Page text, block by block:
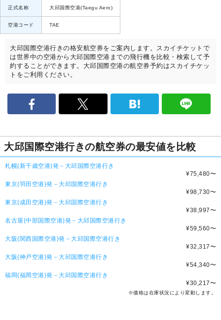
正式名称 大邱国際空港(Taegu Aero)
空港コード TAE
大邱国際空港行きの格安航空券をご案内します。スカイチケットで
は世界中の空港から大邱国際空港までの飛行機を比較・検索して予
約することができます。大邱国際空港の航空券予約はスカイチケッ
トをご利用ください。
大邱国際空港行きの航空券の最安値を比較
札幌(新千歳空港)発－大邱国際空港行き
¥75,480〜
東京(羽田空港)発－大邱国際空港行き
¥98,730〜
東京(成田空港)発－大邱国際空港行き
¥38,997〜
名古屋(中部国際空港)発－大邱国際空港行き
¥59,560〜
大阪(関西国際空港)発－大邱国際空港行き
¥32,317〜
大阪(神戸空港)発－大邱国際空港行き
¥54,340〜
福岡(福岡空港)発－大邱国際空港行き
¥30,217〜
※価格は在庫状況により変動します。